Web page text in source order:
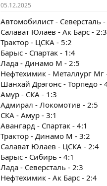
05.12.2025
Автомобилист - Северсталь -
Салават Юлаев - Ак Барс - 2:3
Трактор - ЦСКА - 5:2
Барыс - Спартак - 1:4
Лада - Динамо М - 2:5
Нефтехимик - Металлург Мг
Шанхай Дрэгонс - Торпедо -
Амур - СКА - 1:3
Адмирал - Локомотив - 2:5
СКА - Амур - 3:1
Авангард - Спартак - 4:1
Трактор - Динамо М - 3:2
Салават Юлаев - ЦСКА - 2:4
Барыс - Сибирь - 4:1
Лада - Северсталь - 2:3
Нефтехимик - Ак Барс - 2:4